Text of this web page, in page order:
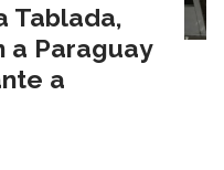
Tablada,
a Paraguay
a